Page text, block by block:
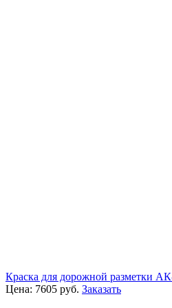
Краска для дорожной разметки
Цена: 7605 руб. Заказать